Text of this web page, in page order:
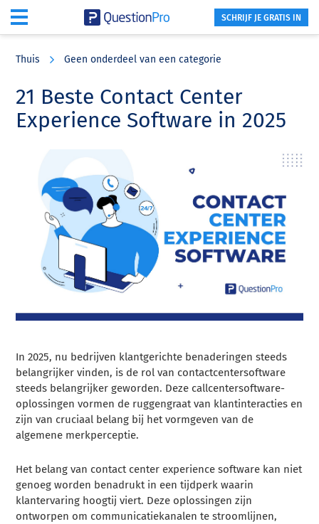
content
sidebar
SCHRIJF JE GRATIS IN
Thuis Geen onderdeel van een categorie
21 Beste Contact Center
Experience Software in 2025
In 2025, nu bedrijven klantgerichte benaderingen steeds
belangrijker vinden, is de rol van contactcentersoftware
steeds belangrijker geworden. Deze callcentersoftware-
oplossingen vormen de ruggengraat van klantinteracties en
zijn van cruciaal belang bij het vormgeven van de
algemene merkperceptie.
Het belang van contact center experience software kan niet
genoeg worden benadrukt in een tijdperk waarin
klantervaring hoogtij viert. Deze oplossingen zijn
ontworpen om communicatiekanalen te stroomlijnen,